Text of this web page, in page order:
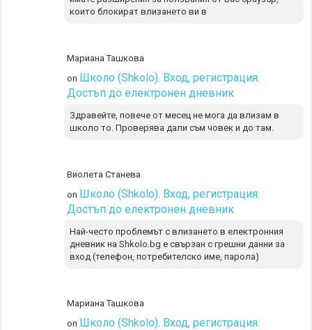
които блокират влизането ви в
Мариана Ташкова
on Школо (Shkolo). Вход, регистрация.
Достъп до електронен дневник
Здравейте, повече от месец не мога да влизам в
школо то. Проверява дали съм човек и до там.
Виолета Станева
on Школо (Shkolo). Вход, регистрация.
Достъп до електронен дневник
Най-често проблемът с влизането в електронния
дневник на Shkolo.bg е свързан с грешни данни за
вход (телефон, потребителско име, парола)
Мариана Ташкова
on Школо (Shkolo). Вход, регистрация.